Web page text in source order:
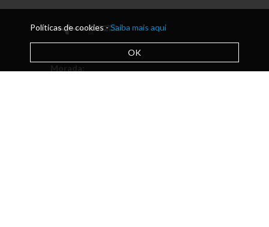
Morada:
Políticas de cookies -Saiba mais aqui
OK